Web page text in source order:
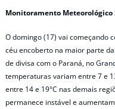
Monitoramento Meteorológico
O domingo (17) vai começando
céu encoberto na maior parte
de divisa com o Paraná, no
temperaturas variam entre 7 e
entre 14 e 19°C nas demais
permanece instável e